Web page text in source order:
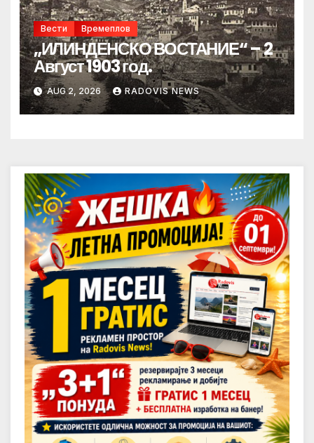
Вести Времеплов
„ИЛИНДЕНСКО ВОСТАНИЕ“ – 2
Август 1903 год.
AUG 2, 2026 RADOVIS NEWS